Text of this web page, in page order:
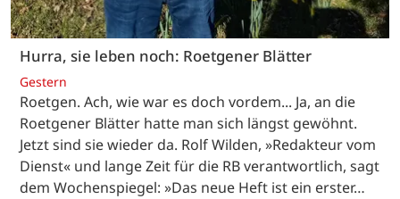
Hurra, sie leben noch: Roetgener Blätter
Gestern
Roetgen. Ach, wie war es doch vordem... Ja, an die
Roetgener Blätter hatte man sich längst gewöhnt.
Jetzt sind sie wieder da. Rolf Wilden, »Redakteur vom
Dienst« und lange Zeit für die RB verantwortlich, sagt
dem Wochenspiegel: »Das neue Heft ist ein erster…